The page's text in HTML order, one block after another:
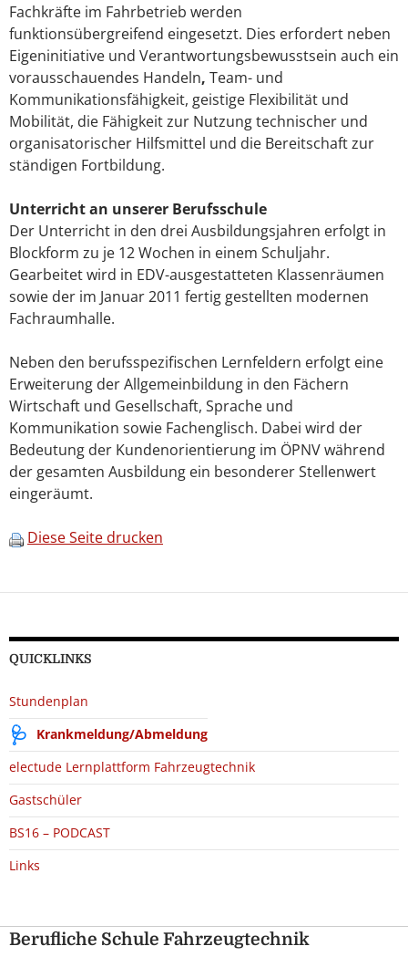
Fachkräfte im Fahrbetrieb werden
funktionsübergreifend eingesetzt. Dies erfordert neben
Eigeninitiative und Verantwortungsbewusstsein auch ein
vorausschauendes Handeln, Team- und
Kommunikationsfähigkeit, geistige Flexibilität und
Mobilität, die Fähigkeit zur Nutzung technischer und
organisatorischer Hilfsmittel und die Bereitschaft zur
ständigen Fortbildung.
Unterricht an unserer Berufsschule
Der Unterricht in den drei Ausbildungsjahren erfolgt in
Blockform zu je 12 Wochen in einem Schuljahr.
Gearbeitet wird in EDV-ausgestatteten Klassenräumen
sowie der im Januar 2011 fertig gestellten modernen
Fachraumhalle.
Neben den berufsspezifischen Lernfeldern erfolgt eine
Erweiterung der Allgemeinbildung in den Fächern
Wirtschaft und Gesellschaft, Sprache und
Kommunikation sowie Fachenglisch. Dabei wird der
Bedeutung der Kundenorientierung im ÖPNV während
der gesamten Ausbildung ein besonderer Stellenwert
eingeräumt.
Diese Seite drucken
QUICKLINKS
Stundenplan
Krankmeldung/Abmeldung
electude Lernplattform Fahrzeugtechnik
Gastschüler
BS16 – PODCAST
Links
Berufliche Schule Fahrzeugtechnik